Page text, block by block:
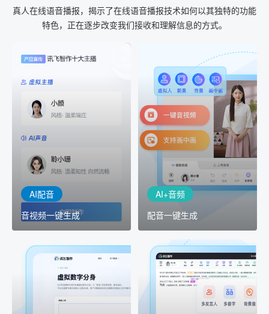
真人在线语音播报，揭示了在线语音播报技术如何以其独特的功能
特色，正在逐步改变我们接收和理解信息的方式。
AI配音
音视频一键生成
AI配音
音视频一键生成
室"中输入文本或录音，一
出
AI+音频
配音一键生成
AI+音频
配音一键生成
AI+音频：基于全球领先的
TTS能力打造的AI音频制作
工具，输入文本、选择发
音人即可一键生成专业音
AI+创意
精品声音复刻